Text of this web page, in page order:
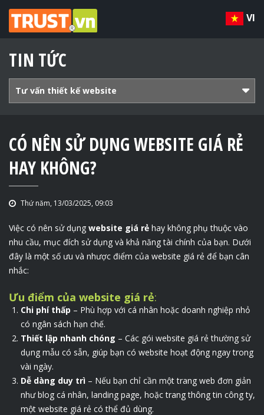
VI
TIN TỨC
Tư vấn thiết kế website
CÓ NÊN SỬ DỤNG WEBSITE GIÁ RẺ
HAY KHÔNG?
Thứ năm, 13/03/2025, 09:03
Việc có nên sử dụng website giá rẻ hay không phụ thuộc vào
nhu cầu, mục đích sử dụng và khả năng tài chính của bạn. Dưới
đây là một số ưu và nhược điểm của website giá rẻ để bạn cân
nhắc:
Ưu điểm của website giá rẻ:
Chi phí thấp – Phù hợp với cá nhân hoặc doanh nghiệp nhỏ
có ngân sách hạn chế.
Thiết lập nhanh chóng – Các gói website giá rẻ thường sử
dụng mẫu có sẵn, giúp bạn có website hoạt động ngay trong
vài ngày.
Dễ dàng duy trì – Nếu bạn chỉ cần một trang web đơn giản
như blog cá nhân, landing page, hoặc trang thông tin công ty,
một website giá rẻ có thể đủ dùng.